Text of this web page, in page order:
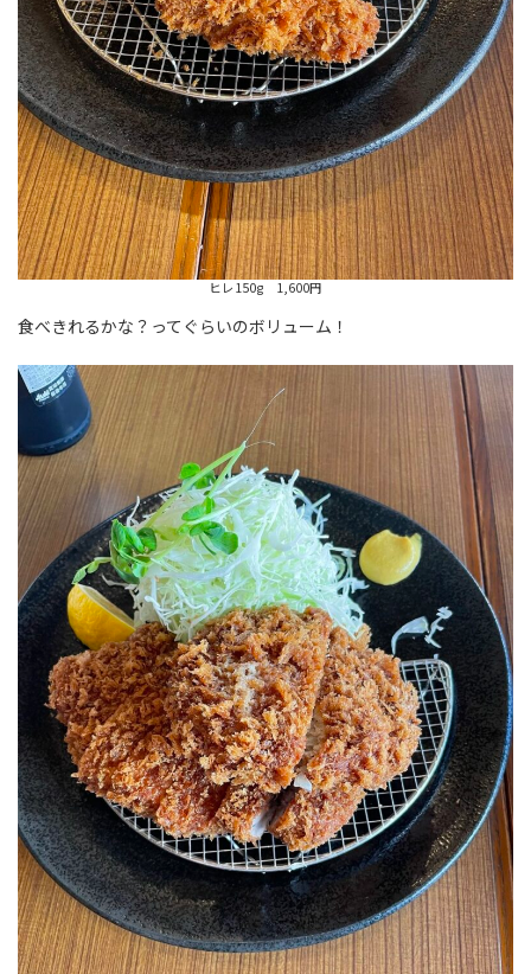
ヒレ150g 1,600円
食べきれるかな？ってぐらいのボリューム！